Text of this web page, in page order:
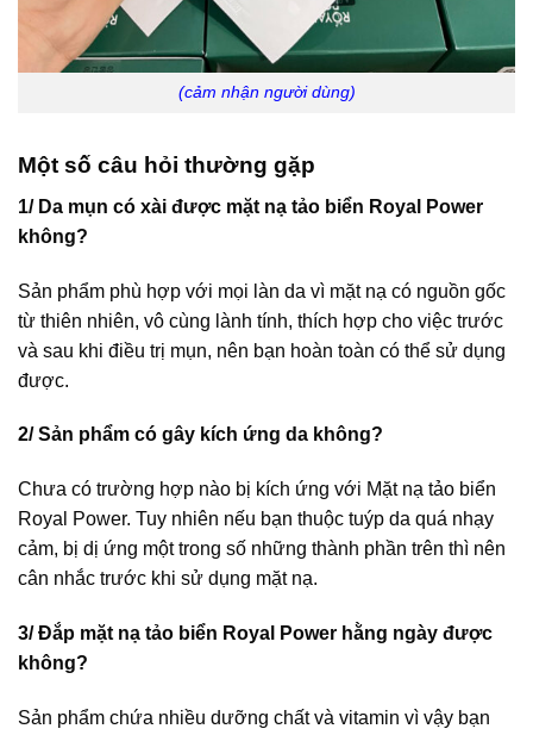
(cảm nhận người dùng)
Một số câu hỏi thường gặp
1/ Da mụn có xài được mặt nạ tảo biển Royal Power
không?
Sản phẩm phù hợp với mọi làn da vì mặt nạ có nguồn gốc
từ thiên nhiên, vô cùng lành tính, thích hợp cho việc trước
và sau khi điều trị mụn, nên bạn hoàn toàn có thể sử dụng
được.
2/ Sản phẩm có gây kích ứng da không?
Chưa có trường hợp nào bị kích ứng với Mặt nạ tảo biển
Royal Power. Tuy nhiên nếu bạn thuộc tuýp da quá nhạy
cảm, bị dị ứng một trong số những thành phần trên thì nên
cân nhắc trước khi sử dụng mặt nạ.
3/ Đắp mặt nạ tảo biển Royal Power hằng ngày được
không?
Sản phẩm chứa nhiều dưỡng chất và vitamin vì vậy bạn